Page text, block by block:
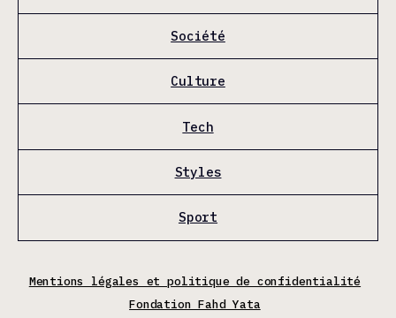
Société
Culture
Tech
Styles
Sport
Mentions légales et politique de confidentialité
Fondation Fahd Yata